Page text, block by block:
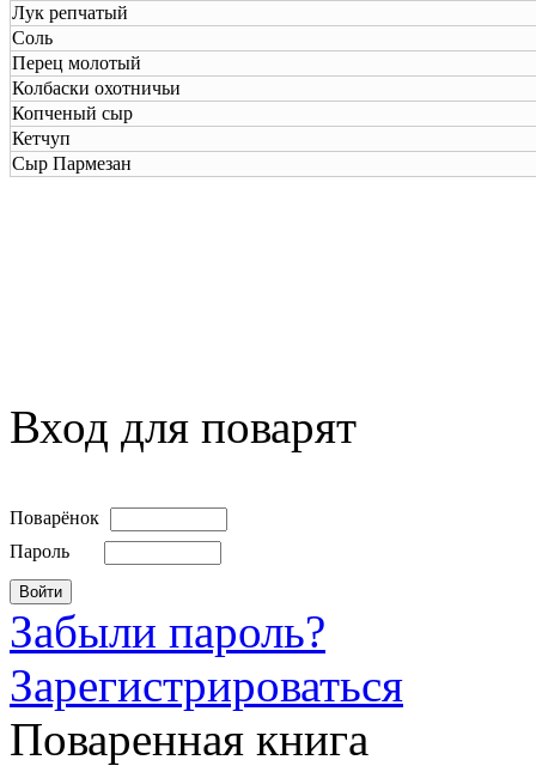
Лук репчатый
Соль
Перец молотый
Колбаски охотничьи
Копченый сыр
Кетчуп
Сыр Пармезан
Вход для поварят
Поварёнок
Пароль
Забыли пароль?
Зарегистрироваться
Поваренная книга